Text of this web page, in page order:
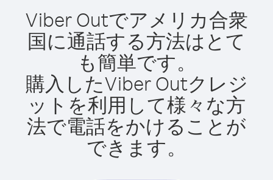
Viber Outでアメリカ合衆
国に通話する方法はとて
も簡単です。
購入したViber Outクレジ
ットを利用して様々な方
法で電話をかけることが
できます。